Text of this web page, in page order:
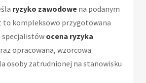
ryzyko zawodowe na podanym
to kompleksowo przygotowana
specjalistów ocena ryzyka
opracowana, wzorcowa
osoby zatrudnionej na stanowisku